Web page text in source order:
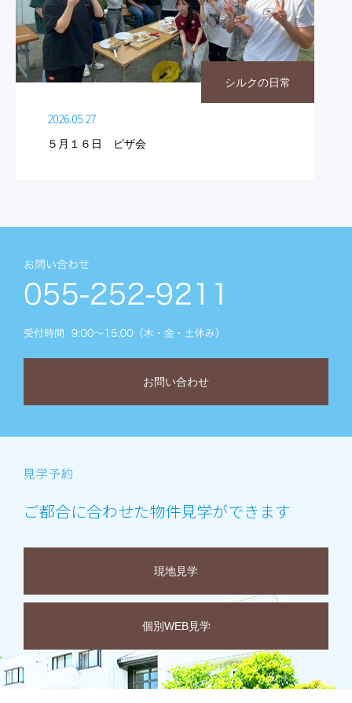
シルクの日常
2026.05.27
５月１６日 ピザ会
お問い合わせ
ご都合に合わせた物件見学ができます
現地見学
個別WEB見学